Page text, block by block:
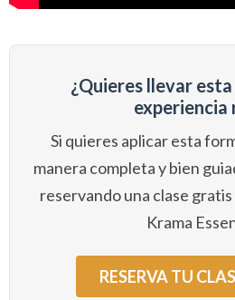
¿Quieres llevar
experiencia
Si quieres aplicar esta
manera completa y bien
reservando una clase
Krama
RESERVA TU